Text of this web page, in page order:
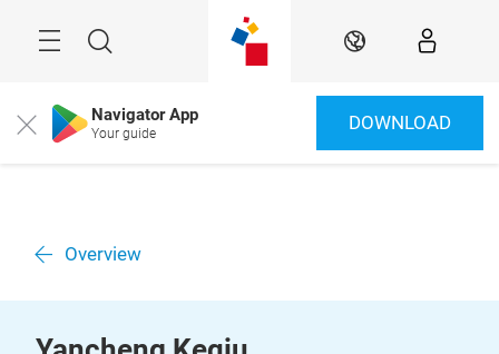
Suche DE
Close Navigator App
Your guide DOWNLOAD
Overview